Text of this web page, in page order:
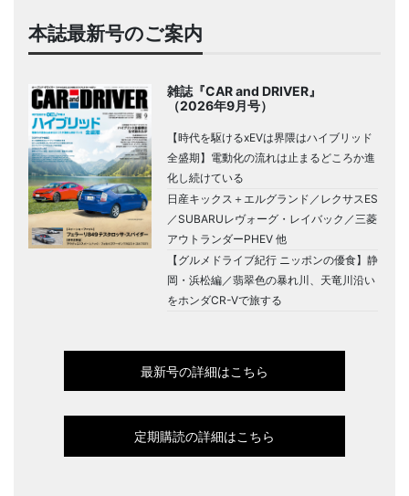
本誌最新号のご案内
雑誌『CAR and DRIVER』
（2026年9月号）
【時代を駆けるxEVは界隈はハイブリッド
全盛期】電動化の流れは止まるどころか進
化し続けている
日産キックス＋エルグランド／レクサスES
／SUBARUレヴォーグ・レイバック／三菱
アウトランダーPHEV 他
【グルメドライブ紀行 ニッポンの優食】静
岡・浜松編／翡翠色の暴れ川、天竜川沿い
をホンダCR-Vで旅する
最新号の詳細はこちら
定期購読の詳細はこちら